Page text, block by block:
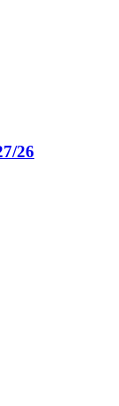
26